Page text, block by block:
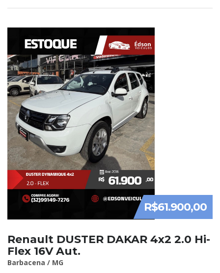
R$61.900,00
Renault DUSTER DAKAR 4x2 2.0 Hi-
Flex 16V Aut.
Barbacena / MG